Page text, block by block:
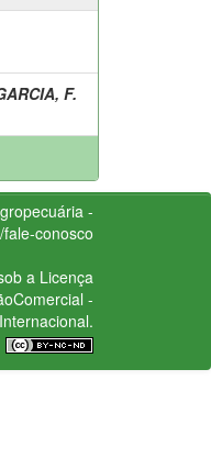
F.
-
conosco
a Licença
-